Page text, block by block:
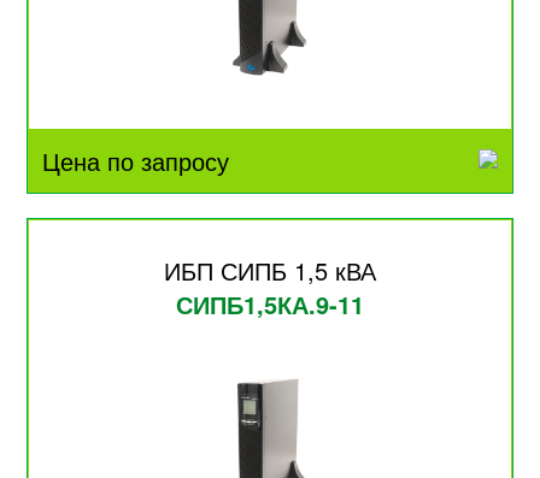
Цена по запросу
ИБП СИПБ 1,5 кВА
СИПБ1,5КА.9-11